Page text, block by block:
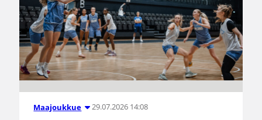
Maajoukkue 29.07.2026 14:08